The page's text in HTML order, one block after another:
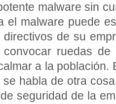
malware sin
el malware puede
de su
ruedas
a la población.
habla de otra
seguridad de la